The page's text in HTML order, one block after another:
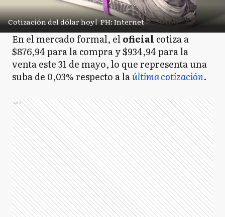
Cotización del dólar hoy| PH: Internet
En el mercado formal, eloficial cotiza a
$876,94 para la compra y $934,94 para la
venta este 31 de mayo, lo que representa una
suba de 0,03% respecto a laúltima cotización.
Ads